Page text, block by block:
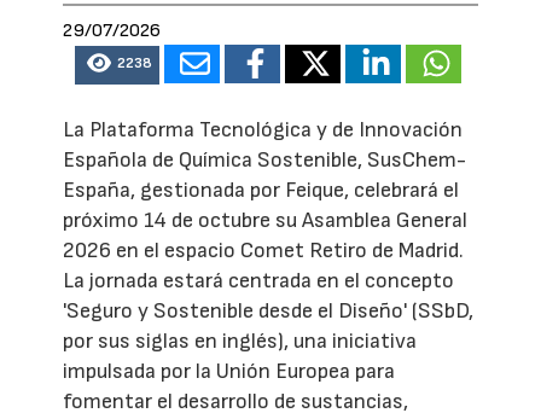
29/07/2026
2238
La Plataforma Tecnológica y de Innovación
Española de Química Sostenible, SusChem-
España, gestionada por Feique, celebrará el
próximo 14 de octubre su Asamblea General
2026 en el espacio Comet Retiro de Madrid.
La jornada estará centrada en el concepto
'Seguro y Sostenible desde el Diseño' (SSbD,
por sus siglas en inglés), una iniciativa
impulsada por la Unión Europea para
fomentar el desarrollo de sustancias,